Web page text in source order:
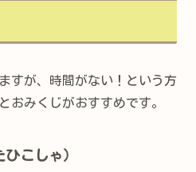
すが、時間がない！という方
おみくじがおすすめです。
こしゃ）